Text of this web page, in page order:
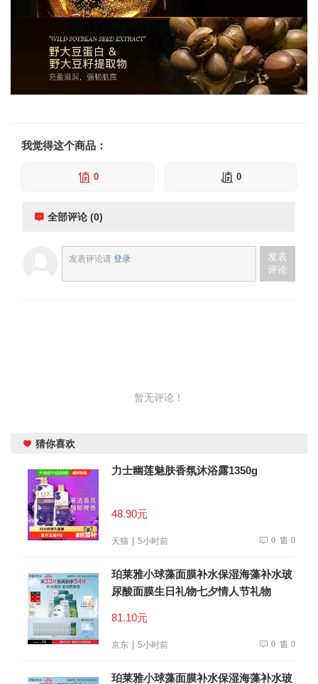
我觉得这个商品：
0 0
全部评论 (0)
发表评论请 登录
发表
评论
暂无评论！
猜你喜欢
力士幽莲魅肤香氛沐浴露1350g
48.90元
天猫 5小时前 0 0
珀莱雅小球藻面膜补水保湿海藻补水玻
尿酸面膜生日礼物七夕情人节礼物
81.10元
京东 5小时前 0 0
珀莱雅小球藻面膜补水保湿海藻补水玻